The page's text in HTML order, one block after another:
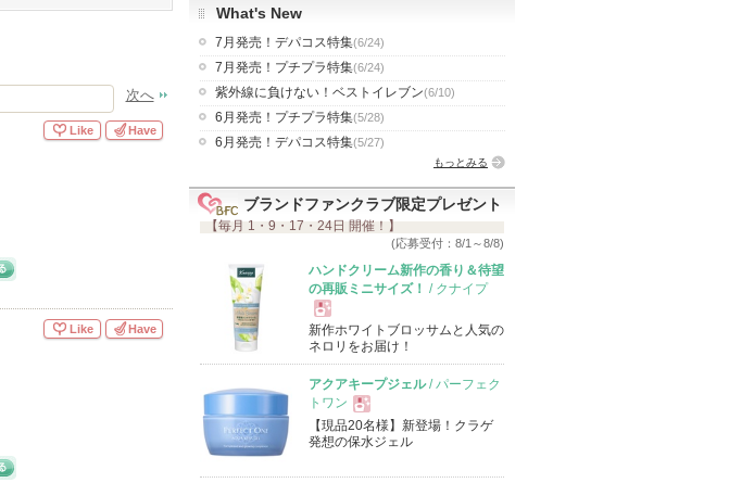
次へ
Like Have
Like Have
What's New
7月発売！デパコス特集(6/24)
7月発売！プチプラ特集(6/24)
紫外線に負けない！ベストイレブン(6/10)
6月発売！プチプラ特集(5/28)
6月発売！デパコス特集(5/27)
もっとみる
ブランドファンクラブ限定プレゼント
【毎月 1・9・17・24日 開催！】
(応募受付：8/1～8/8)
ハンドクリーム新作の香り＆待望
の再販ミニサイズ！
/ クナイプ
現
品
新作ホワイトブロッサムと人気の
ネロリをお届け！
アクアキープジェル/ パーフェク
トワン
現
【現品20名様】新登場！クラゲ
発想の保水ジェル